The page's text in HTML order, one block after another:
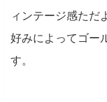
ィンテージ感ただ
好みによってゴー
す。